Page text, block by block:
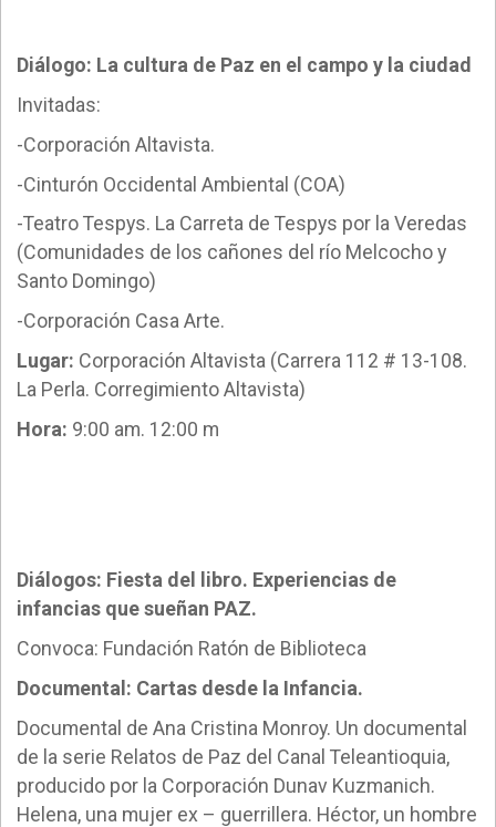
Diálogo: La cultura de Paz en el campo y la ciudad
Invitadas:
-Corporación Altavista.
-Cinturón Occidental Ambiental (COA)
-Teatro Tespys. La Carreta de Tespys por la Veredas
(Comunidades de los cañones del río Melcocho y
Santo Domingo)
-Corporación Casa Arte.
Lugar: Corporación Altavista (Carrera 112 # 13-108.
La Perla. Corregimiento Altavista)
Hora: 9:00 am. 12:00 m
Diálogos: Fiesta del libro. Experiencias de
infancias que sueñan PAZ.
Convoca: Fundación Ratón de Biblioteca
Documental: Cartas desde la Infancia.
Documental de Ana Cristina Monroy. Un documental
de la serie Relatos de Paz del Canal Teleantioquia,
producido por la Corporación Dunav Kuzmanich.
Helena, una mujer ex – guerrillera. Héctor, un hombre